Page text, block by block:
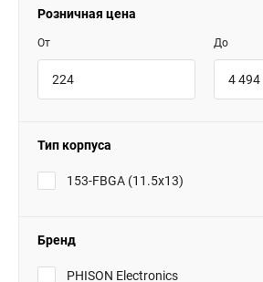
Розничная цена
От До
Тип корпуса
153-FBGA (11.5x13)
Бренд
PHISON Electronics